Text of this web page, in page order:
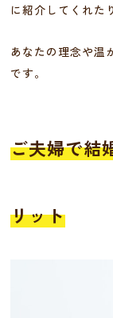
に紹介してくれた
あなたの理念や温
です。
ご夫婦で結
リット